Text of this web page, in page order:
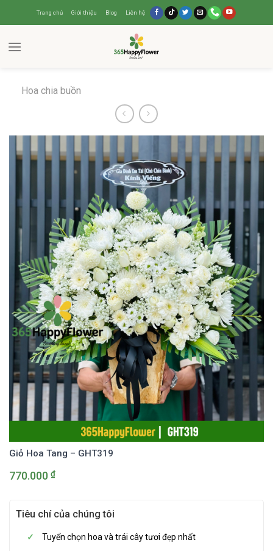
Trang chủ Giới thiệu Blog Liên hệ
Hoa chia buồn
Giỏ Hoa Tang – GHT319
770.000 ₫
Tiêu chí của chúng tôi
Tuyển chọn hoa và trái cây tươi đẹp nhất